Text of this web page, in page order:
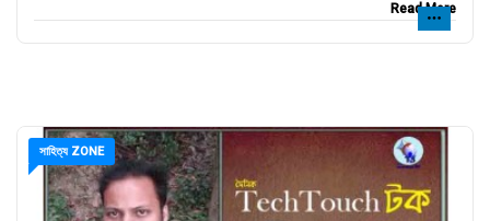
Read More
সাহিত্য ZONE